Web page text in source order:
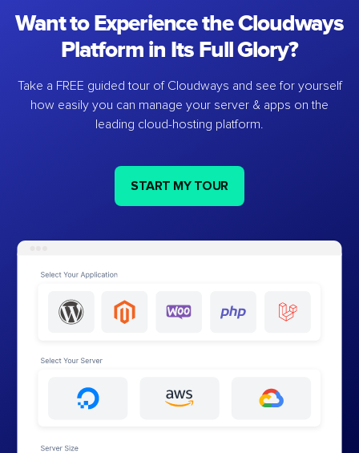
Want to Experience the Cloudways
Platform in Its Full Glory?
Take a FREE guided tour of Cloudways and see for yourself
how easily you can manage your server & apps on the
leading cloud-hosting platform.
START MY TOUR